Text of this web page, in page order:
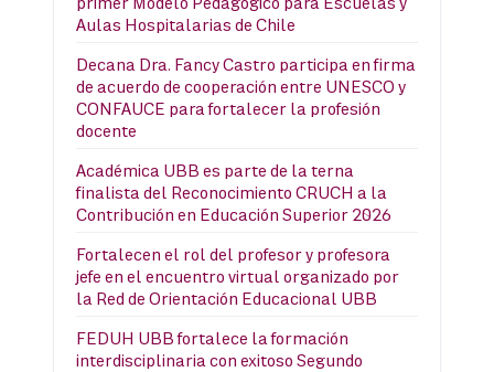
Aulas Hospitalarias de Chile
Decana Dra. Fancy Castro participa en firma
de acuerdo de cooperación entre UNESCO y
CONFAUCE para fortalecer la profesión
docente
Académica UBB es parte de la terna
finalista del Reconocimiento CRUCH a la
Contribución en Educación Superior 2026
Fortalecen el rol del profesor y profesora
jefe en el encuentro virtual organizado por
la Red de Orientación Educacional UBB
FEDUH UBB fortalece la formación
interdisciplinaria con exitoso Segundo